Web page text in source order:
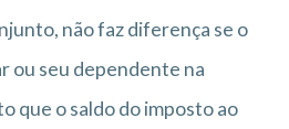
não faz diferença se o
ou seu dependente na
que o saldo do imposto ao